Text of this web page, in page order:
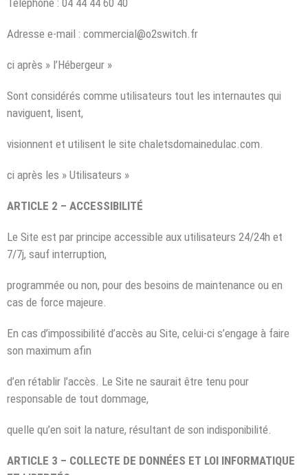
Adresse e-mail : commercial@o2switch.fr
ci après » l’Hébergeur »
Sont considérés comme utilisateurs tout les internautes qui
naviguent, lisent,
visionnent et utilisent le site chaletsdomainedulac.com.
ci après les » Utilisateurs »
ARTICLE 2 – ACCESSIBILITÉ
Le Site est par principe accessible aux utilisateurs 24/24h et
7/7j, sauf interruption,
programmée ou non, pour des besoins de maintenance ou en
cas de force majeure.
En cas d’impossibilité d’accès au Site, celui-ci s’engage à faire
son maximum afin
d’en rétablir l’accès. Le Site ne saurait être tenu pour
responsable de tout dommage,
quelle qu’en soit la nature, résultant de son indisponibilité.
ARTICLE 3 – COLLECTE DE DONNÉES ET LOI INFORMATIQUE